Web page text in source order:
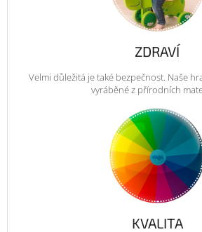
ZDRAVÍ
Velmi důležitá je také bezpečnost. Naše
vyráběné z přírodních
KVALITA